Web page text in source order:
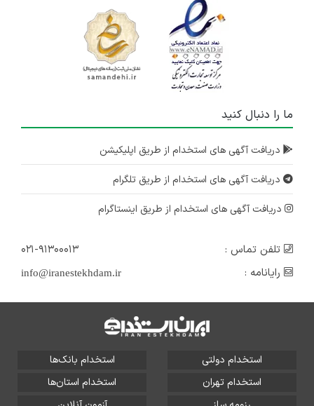
ما را دنبال کنید
دریافت آگهی های استخدام از طریق اپلیکیشن
دریافت آگهی های استخدام از طریق تلگرام
دریافت آگهی های استخدام از طریق اینستاگرام
تلفن تماس :
۰۲۱-۹۱۳۰۰۰۱۳
رایانامه :
info@iranestekhdam.ir
استخدام دولتی
استخدام بانک‌ها
استخدام تهران
استخدام استان‌ها